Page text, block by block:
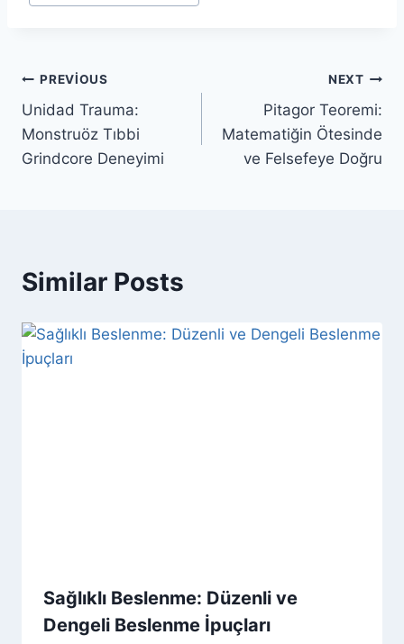
Yazı
gezinmesi
PREVIOUS
Unidad Trauma:
Monstruöz Tıbbi
Grindcore Deneyimi
NEXT
Pitagor Teoremi:
Matematiğin Ötesinde
ve Felsefeye Doğru
Similar Posts
Sağlıklı Beslenme: Düzenli ve
Dengeli Beslenme İpuçları